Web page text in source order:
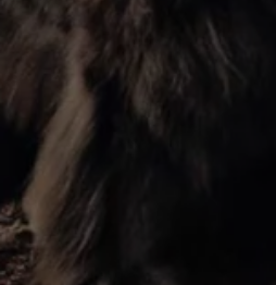
ID. Kollektion
Volkswagen
R-Kollektion
GTI Kollektion
we drive football
#wedriveproud
Besitzer und Service
Software Updates
Service und Ersatzteile